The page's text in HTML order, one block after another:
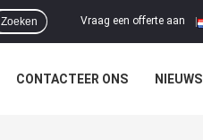
Vraag een offerte aan
Zoeken
CONTACTEER ONS NIEUWS